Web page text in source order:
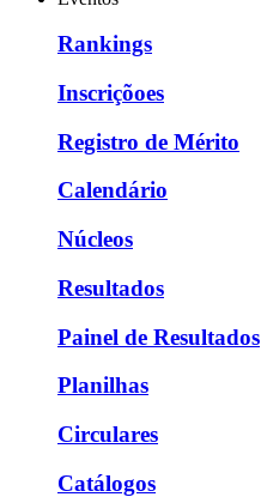
Rankings
Inscriçõoes
Registro de Mérito
Calendário
Núcleos
Resultados
Painel de Resultados
Planilhas
Circulares
Catálogos